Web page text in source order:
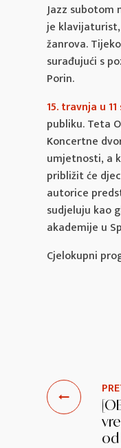
Jazz subotom
je
žanrova.
surađujući s
Porin.
15. travnja u
publiku. Teta
Koncertne
umjetnosti, a
približit će
autorice
sudjeluju kao
akademije u
Cjelokupni
od